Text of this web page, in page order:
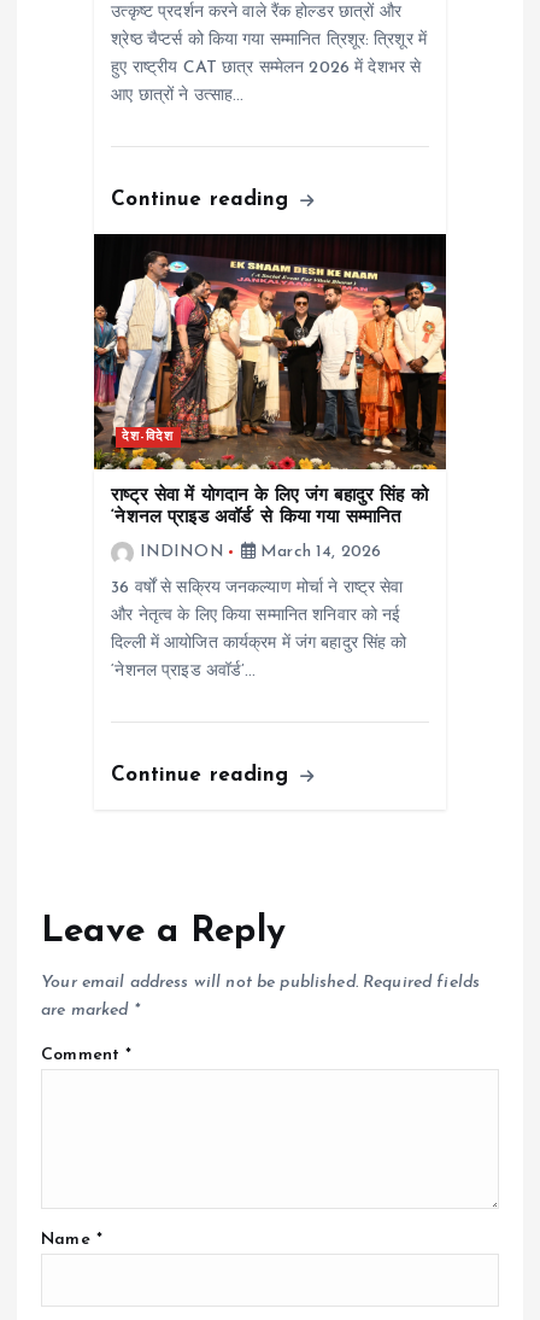
उत्कृष्ट प्रदर्शन करने वाले रैंक होल्डर छात्रों और
श्रेष्ठ चैप्टर्स को किया गया सम्मानित त्रिशूर: त्रिशूर में
हुए राष्ट्रीय CAT छात्र सम्मेलन 2026 में देशभर से
आए छात्रों ने उत्साह…
Continue reading
देश-विदेश
राष्ट्र सेवा में योगदान के लिए जंग बहादुर सिंह को
‘नेशनल प्राइड अवॉर्ड’ से किया गया सम्मानित
INDINON
March 14, 2026
36 वर्षों से सक्रिय जनकल्याण मोर्चा ने राष्ट्र सेवा
और नेतृत्व के लिए किया सम्मानित शनिवार को नई
दिल्ली में आयोजित कार्यक्रम में जंग बहादुर सिंह को
‘नेशनल प्राइड अवॉर्ड’…
Continue reading
Leave a Reply
Your email address will not be published. Required fields
are marked *
Comment*
Name *